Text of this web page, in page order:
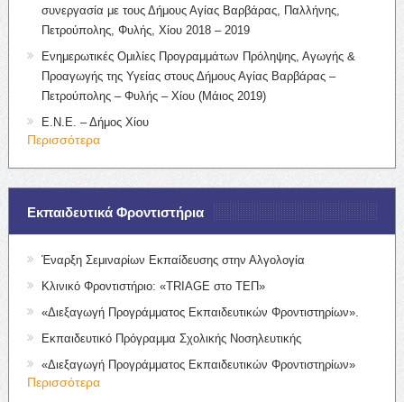
συνεργασία με τους Δήμους Αγίας Βαρβάρας, Παλλήνης,
Πετρούπολης, Φυλής, Χίου 2018 – 2019
Ενημερωτικές Ομιλίες Προγραμμάτων Πρόληψης, Αγωγής &
Προαγωγής της Υγείας στους Δήμους Αγίας Βαρβάρας –
Πετρούπολης – Φυλής – Χίου (Μάιος 2019)
Ε.Ν.Ε. – Δήμος Χίου
Περισσότερα
Εκπαιδευτικά Φροντιστήρια
Έναρξη Σεμιναρίων Εκπαίδευσης στην Αλγολογία
Κλινικό Φροντιστήριο: «TRIAGE στο ΤΕΠ»
«Διεξαγωγή Προγράμματος Εκπαιδευτικών Φροντιστηρίων».
Εκπαιδευτικό Πρόγραμμα Σχολικής Νοσηλευτικής
«Διεξαγωγή Προγράμματος Εκπαιδευτικών Φροντιστηρίων»
Περισσότερα